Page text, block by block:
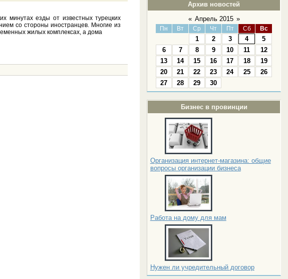
Архив новостей
« Апрель 2015 »
Пн Вт Ср Чт Пт Сб Вс
1 2 3 4
5
6
7 8 9 10 11
12
13
14 15 16 17 18
19
20
21 22 23 24 25
26
27
28 29 30
Бизнес в провинции
Организация интернет-магазина: общие
вопросы организации бизнеса
Работа на дому для мам
Нужен ли учредительный договор
минутах езды от известных турецких
со стороны иностранцев. Многие из
жилых комплексах, а дома